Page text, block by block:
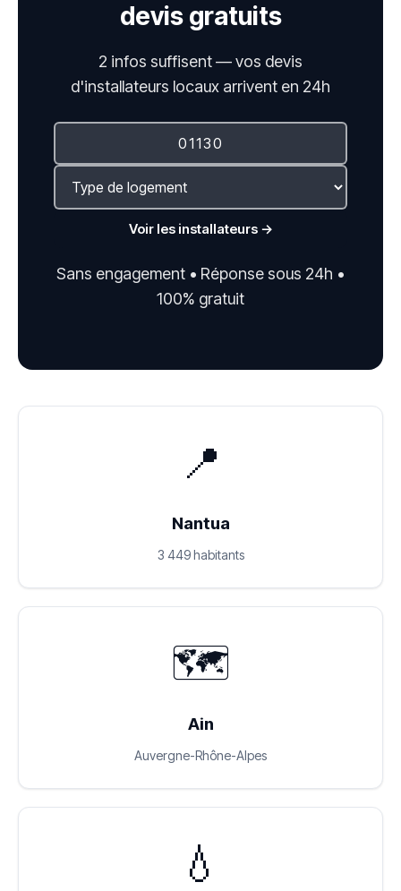
devis gratuits
2 infos suffisent — vos devis
d'installateurs locaux arrivent en 24h
Voir les installateurs →
Sans engagement • Réponse sous 24h •
100% gratuit
📍
Nantua
3 449 habitants
🗺️
Ain
Auvergne-Rhône-Alpes
💧